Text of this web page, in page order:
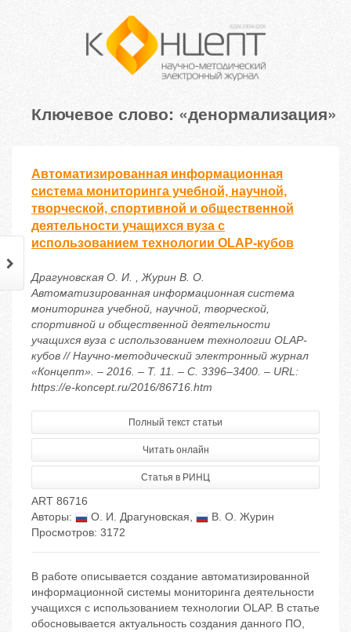
Ключевое слово: «денормализация»
Автоматизированная информационная
система мониторинга учебной, научной,
творческой, спортивной и общественной
деятельности учащихся вуза с
использованием технологии OLAP-кубов
Драгуновская О. И. , Журин В. О.
Автоматизированная информационная система
мониторинга учебной, научной, творческой,
спортивной и общественной деятельности
учащихся вуза с использованием технологии OLAP-
кубов // Научно-методический электронный журнал
«Концепт». – 2016. – Т. 11. – С. 3396–3400. – URL:
https://e-koncept.ru/2016/86716.htm
Полный текст статьи
Читать онлайн
Статья в РИНЦ
ART 86716
Авторы:
О. И. Драгуновская,
В. О. Журин
Просмотров: 3172
В работе описывается создание автоматизированной
информационной системы мониторинга деятельности
учащихся с использованием технологии OLAP. В статье
обосновывается актуальность создания данного ПО,